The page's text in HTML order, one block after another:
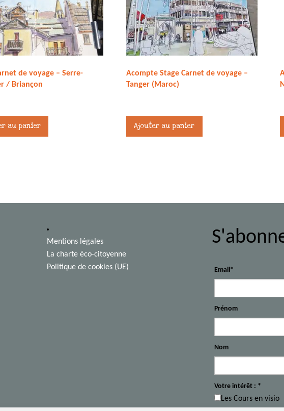
de voyage – Serre-
/ Briançon
au panier
Acompte Stage Carnet de voyage –
Tanger (Maroc)
Ajouter au panier
Mentions légales
La charte éco-citoyenne
Politique de cookies (UE)
Email*
Prénom
Nom
Votre intérêt : *
Les Cours en visio